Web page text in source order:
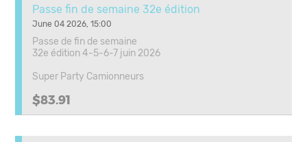
Passe fin de semaine 32e édition
June 04 2026, 15:00
Passe de fin de semaine
32e édition 4-5-6-7 juin 2026
Super Party Camionneurs
$83.91